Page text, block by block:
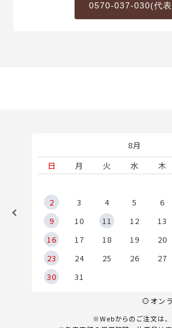
0570-037-030(代表
8月
日
月 火 水 木
2
3 4 5 6
9
10 11 12 13
16
17 18 19 20
23
24 25 26 27
30
31
オン
※Webからのご注文は